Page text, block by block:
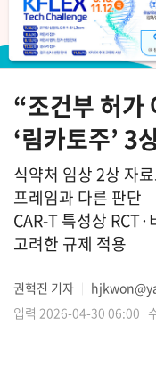
“조건부 허가
‘림카토주’ 3
식약처 임상 2상 자
프레임과 다른 판단
CAR-T 특성상
고려한 규제 적용
권혁진 기자
입력 2026-04-30 06:00